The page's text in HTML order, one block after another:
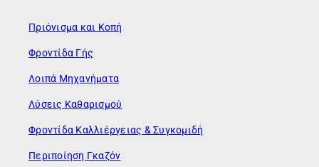
Πριόνισμα και Κοπή
Φροντίδα Γής
Λοιπά Μηχανήματα
Λύσεις Καθαρισμού
Φροντίδα Καλλιέργειας & Συγκομιδή
Περιποίηση Γκαζόν